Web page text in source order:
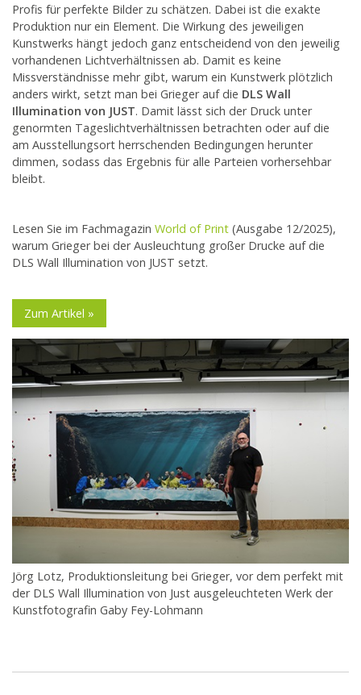
Profis für perfekte Bilder zu schätzen. Dabei ist die exakte
Produktion nur ein Element. Die Wirkung des jeweiligen
Kunstwerks hängt jedoch ganz entscheidend von den jeweilig
vorhandenen Lichtverhältnissen ab. Damit es keine
Missverständnisse mehr gibt, warum ein Kunstwerk plötzlich
anders wirkt, setzt man bei Grieger auf die DLS Wall
Illumination von JUST. Damit lässt sich der Druck unter
genormten Tageslichtverhältnissen betrachten oder auf die
am Ausstellungsort herrschenden Bedingungen herunter
dimmen, sodass das Ergebnis für alle Parteien vorhersehbar
bleibt.
Lesen Sie im Fachmagazin World of Print (Ausgabe 12/2025),
warum Grieger bei der Ausleuchtung großer Drucke auf die
DLS Wall Illumination von JUST setzt.
Zum Artikel »
Jörg Lotz, Produktionsleitung bei Grieger, vor dem perfekt mit
der DLS Wall Illumination von Just ausgeleuchteten Werk der
Kunstfotografin Gaby Fey-Lohmann